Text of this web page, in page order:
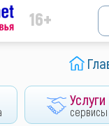
16+
Услуги
сервисы